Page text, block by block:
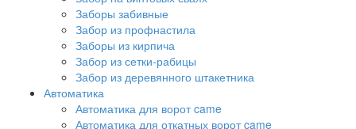
Заборы забивные
Забор из профнастила
Заборы из кирпича
Забор из сетки-рабицы
Забор из деревянного штакетника
Автоматика
Автоматика для ворот came
Автоматика для откатных ворот came